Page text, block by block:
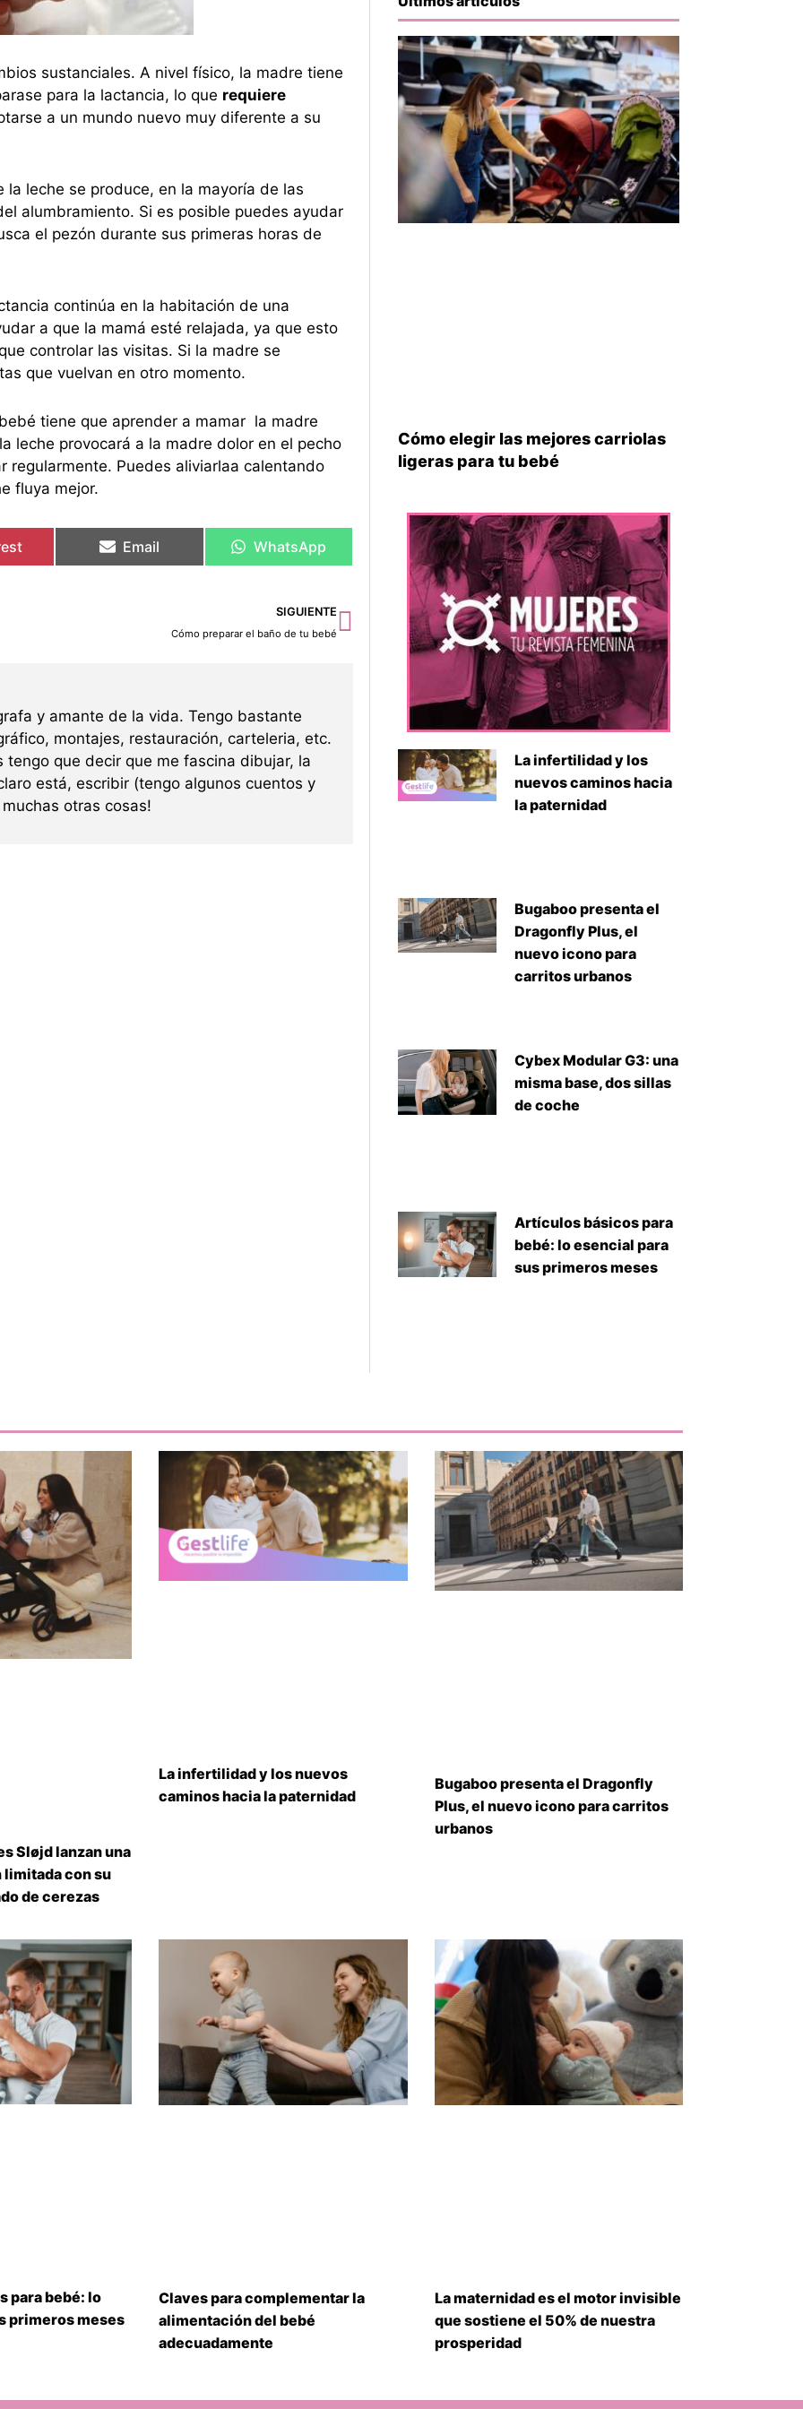
sustanciales. A nivel físico, la madre tiene
para la lactancia, lo que requiere
a un mundo nuevo muy diferente a su
la leche se produce, en la mayoría de las
alumbramiento. Si es posible puedes ayudar
el pezón durante sus primeras horas de
continúa en la habitación de una
a que la mamá esté relajada, ya que esto
controlar las visitas. Si la madre se
que vuelvan en otro momento.
tiene que aprender a mamar la madre
leche provocará a la madre dolor en el pecho
regularmente. Puedes aliviarlaa calentando
fluya mejor.
Email WhatsApp
SIGUIENTE
Cómo preparar el baño de tu bebé
Siguiente
y amante de la vida. Tengo bastante
montajes, restauración, carteleria, etc.
tengo que decir que me fascina dibujar, la
está, escribir (tengo algunos cuentos y
otras cosas!
Cómo elegir las mejores carriolas
ligeras para tu bebé
La infertilidad y los
nuevos caminos hacia
la paternidad
Bugaboo presenta el
Dragonfly Plus, el
nuevo icono para
carritos urbanos
Cybex Modular G3: una
misma base, dos sillas
de coche
Artículos básicos para
bebé: lo esencial para
sus primeros meses
Sløjd lanzan una
con su
de cerezas
La infertilidad y los nuevos
caminos hacia la paternidad
Bugaboo presenta el Dragonfly
Plus, el nuevo icono para carritos
urbanos
para bebé: lo
primeros meses
Claves para complementar la
alimentación del bebé
adecuadamente
La maternidad es el motor invisible
que sostiene el 50% de nuestra
prosperidad